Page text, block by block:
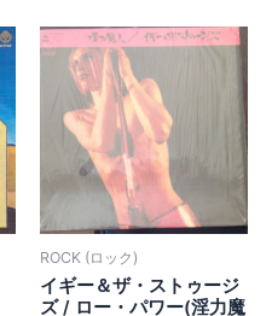
ROCK (ロック)
イギー＆ザ・ストゥージ
ズ / ロー・パワー(淫力魔